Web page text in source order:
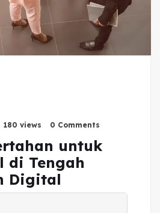
180 views 0 Comments
untuk
di Tengah
Digital